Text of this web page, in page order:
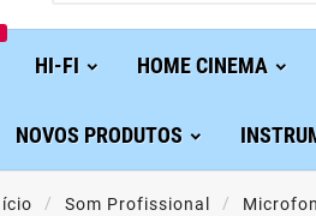
HI-FI HOME CINEMA
NOVOS PRODUTOS
Som Profissional